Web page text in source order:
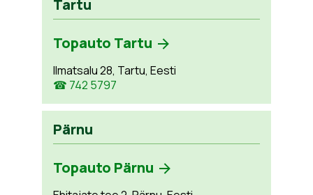
Tartu
Topauto Tartu
Ilmatsalu 28, Tartu, Eesti
☎ 742 5797
Pärnu
Topauto Pärnu